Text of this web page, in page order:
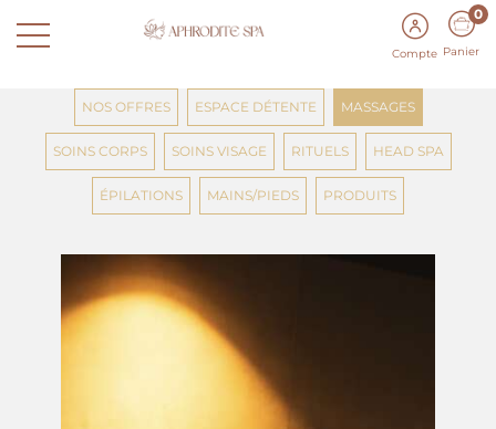
Compte
0
Panier
NOS OFFRES ESPACE DÉTENTE MASSAGES
SOINS CORPS SOINS VISAGE RITUELS HEAD SPA
ÉPILATIONS MAINS/PIEDS PRODUITS